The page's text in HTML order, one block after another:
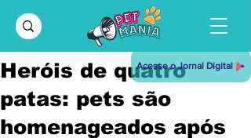
Acesse o Jornal Digital
Heróis de quatro
patas: pets são
homenageados após